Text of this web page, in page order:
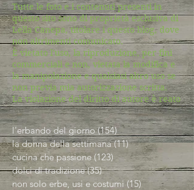
Tutte le foto e i contenuti presenti in
questo sito sono di proprietà esclusiva di
Lella Canepa, titolare i questo blog, dove
non altrimenti comunicato.
È vietato l'uso, la riproduzione, per fini
commerciali e non, vietata la modifica e
la manipolazione e qualsiasi altro uso se
non previa mia autorizzazione scritta.
La violazione del diritto di autore è reato
l'erbando del giorno (154) 154 post
la donna della settimana (11)11 post
cucina che passione (123) 123 post
dolci di tradizione (35)35 post
non solo erbe, usi e costumi (15)15 post